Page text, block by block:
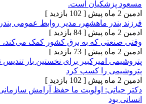
است.
[ 102 بازدید ]
ماهشهر، مدیر روابط عمومی بندر امام شد
[ 84 بازدید ]
که به برق کشور کمک می‌کند، حقِ برق
[ 73 بازدید ]
برای نخستین بار تندیس تعالی
را کسب کرد
[ 102 بازدید ]
اولویت ما حفظ آرامش سازمانی و حمایت